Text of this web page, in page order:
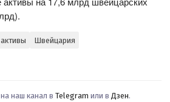
Швейцария
наш канал в Telegram или в Дзен.